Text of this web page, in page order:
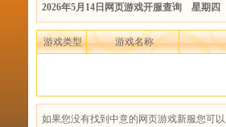
2026年5月14日网页游戏开服查询 星期四
游戏类型 游戏名称
如果您没有找到中意的网页游戏新服您可以